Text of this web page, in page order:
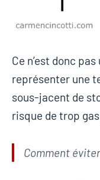
Ce n’est donc
représenter une
sous-jacent de
risque de trop
Comment